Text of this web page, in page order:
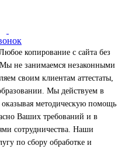
копирование с сайта без
не занимаемся незаконными
своим клиентам аттестаты,
Мы действуем в
оказывая методическую помощь
Ваших требований и в
сотрудничества. Наши
по сбору обработке и